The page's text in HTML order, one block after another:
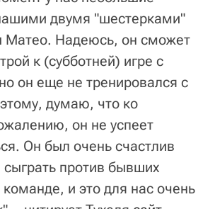
двумя "шестерками"
Матео. Надеюсь, он сможет
к (субботней) игре с
он еще не тренировался с
думаю, что ко
он не успеет
Он был очень счастлив
против бывших
и это для нас очень